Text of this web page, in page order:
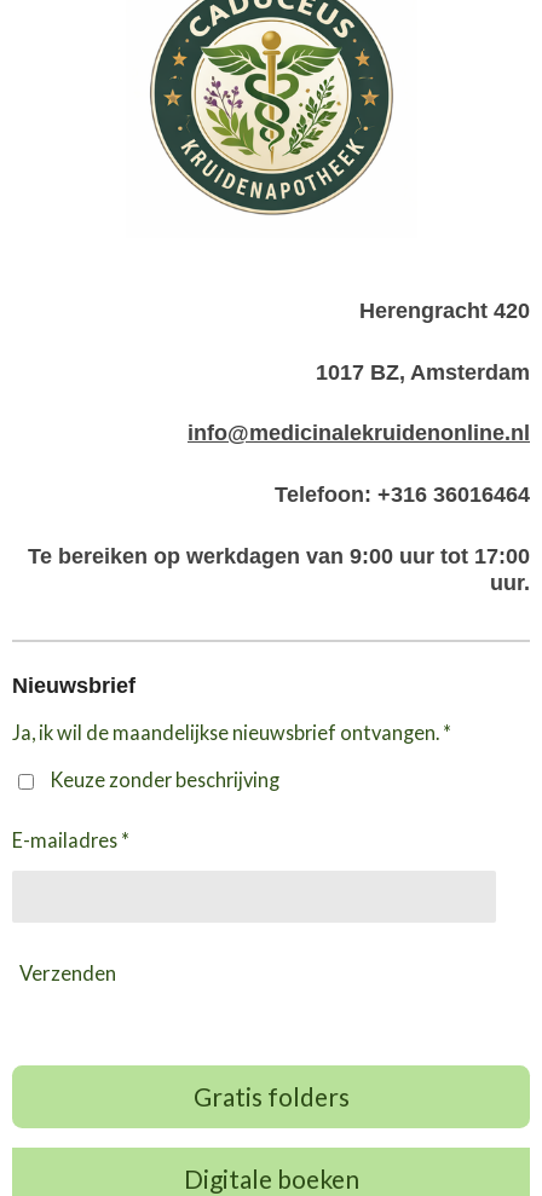
Herengracht 420
1017 BZ, Amsterdam
info@medicinalekruidenonline.nl
Telefoon: +316 36016464
Te bereiken op werkdagen van 9:00 uur tot 17:00
uur.
Nieuwsbrief
Ja, ik wil de maandelijkse nieuwsbrief ontvangen. *
Keuze zonder beschrijving
E-mailadres *
Verzenden
Gratis folders
Digitale boeken